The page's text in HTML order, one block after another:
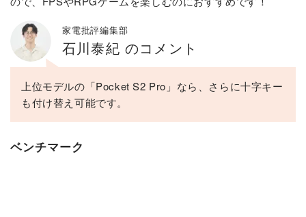
家電批評編集部
石川泰紀 のコメント
上位モデルの「Pocket S2 Pro」なら、さらに十字キー
も付け替え可能です。
ベンチマーク